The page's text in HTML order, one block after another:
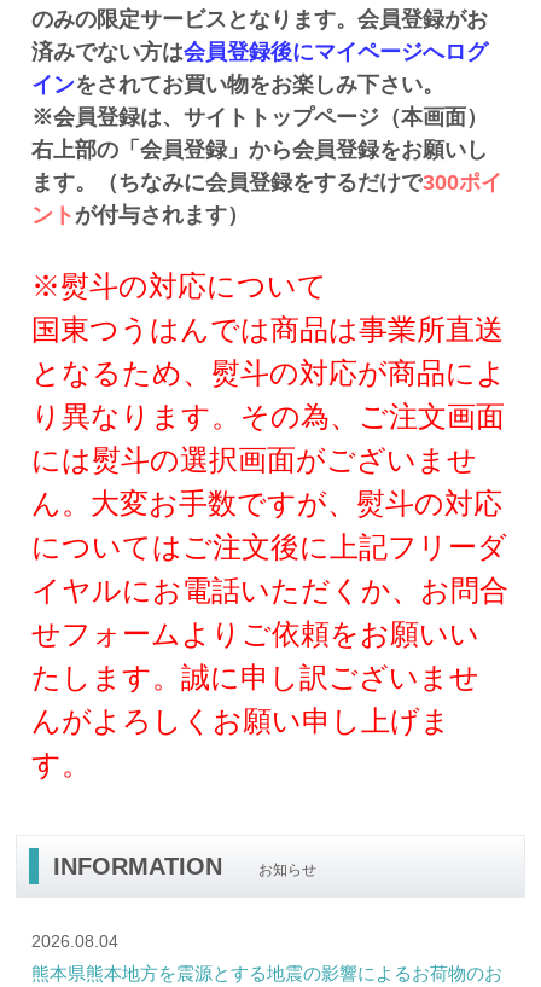
のみの限定サービスとなります。会員登録がお
済みでない方は会員登録後にマイページへログ
インをされてお買い物をお楽しみ下さい。
※会員登録は、サイトトップページ（本画面）
右上部の「会員登録」から会員登録をお願いし
ます。（ちなみに会員登録をするだけで300ポイ
ント が付与されます）
※熨斗の対応について
国東つうはんでは商品は事業所直送
となるため、熨斗の対応が商品によ
り異なります。 その為、ご注文画面
には熨斗の選択画面がございませ
ん。大変お手数ですが、熨斗の対応
についてはご注文後に上記フリーダ
イヤルにお電話いただくか、お問合
せフォームよりご依頼をお願いい
たします。誠に申し訳ございませ
んがよろしくお願い申し上げま
す。
INFORMATION お知らせ
2026.08.04
熊本県熊本地方を震源とする地震の影響によるお荷物のお